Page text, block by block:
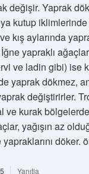
değişir. Yaprak
kutup
kış aylarında
yapraklı
ve ladin gibi) ise
yaprak dökmez,
değiştirirler.
ve kurak
yağışın az
döker.
Yanıtla